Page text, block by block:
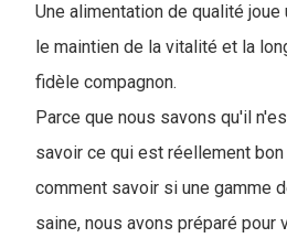
Une alimentation de qualité joue
le maintien de la vitalité et la
fidèle compagnon.
Parce que nous savons qu'il
savoir ce qui est réellement
comment savoir si une gamme
saine, nous avons préparé pour